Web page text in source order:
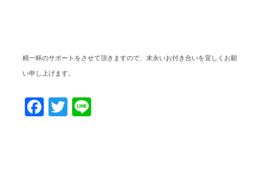
精一杯のサポートをさせて頂きますので、末永いお付き合いを宜しくお願
い申し上げます。
Facebook
Twitter